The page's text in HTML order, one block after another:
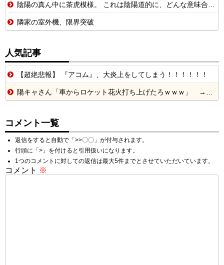
陰陽の真ん中に茶虎模様。 これは陰陽道的に、どんな意味合いになるんでしょ。【再】
隣家の室外機、限界突破
人気記事
【超絶悲報】 『アコム』、大炎上をしてしまう！！！！！！
陽キャさん「車からロケット花火打ち上げたろｗｗｗ」 → サンルーフが閉まっていて無事車内に発射
コメント一覧
返信をすると自動で「>>〇〇」が付与されます。
行頭に「>」を付けると引用扱いになります。
1つのコメントに対しての返信は最大5件までとさせていただいています。
コメント ※